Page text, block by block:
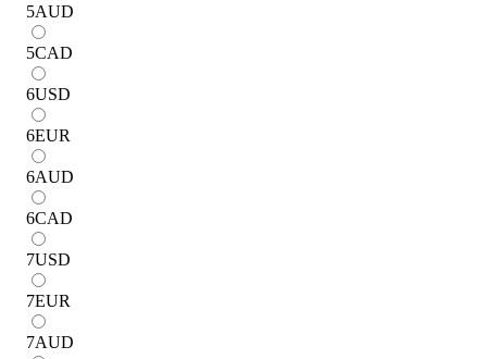
5AUD
5CAD
6USD
6EUR
6AUD
6CAD
7USD
7EUR
7AUD